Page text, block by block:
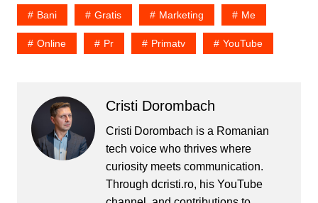
coloreze schite desenate
de client. Pe astea se…
Bani Gratis Marketing Me
Online Pr Primatv YouTube
Cristi Dorombach
Cristi Dorombach is a Romanian
tech voice who thrives where
curiosity meets communication.
Through dcristi.ro, his YouTube